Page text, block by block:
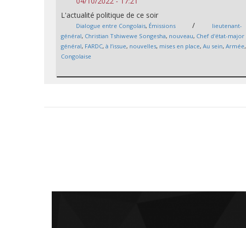
L'actualité politique de ce soir
Dialogue entre Congolais, Émissions /
lieutenant-
général, Christian Tshiwewe Songesha, nouveau, Chef d'état-major
général, FARDC,à l’issue, nouvelles, mises en place,Au sein,Armée,
Congolaise